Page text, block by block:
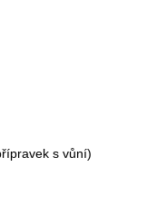
s vůní)